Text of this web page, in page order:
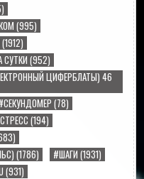
(995)
(1912)
СУТКИ (952)
ЦИФЕРБЛАТЫ) 46
(78)
(194)
(1786) #ШАГИ (1931)
(931)